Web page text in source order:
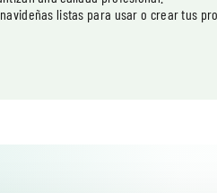
listas para usar o crear tus